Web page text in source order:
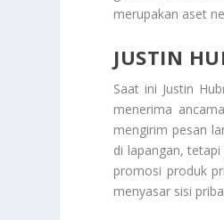
merupakan aset
JUSTIN
Saat ini Justin
menerima
mengirim pesan
di lapangan,
promosi produk
menyasar sisi